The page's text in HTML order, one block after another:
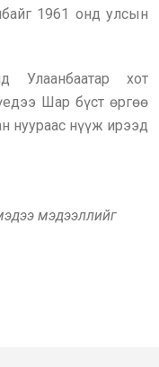
1961 онд улсын
хот
Шар бүст өргөө
нуураас нүүж ирээд
мэдээллийг